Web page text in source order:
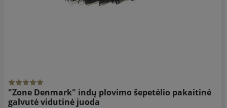
"Zone Denmark" indų plovimo šepetėlio pakaitinė
galvutė vidutinė juoda